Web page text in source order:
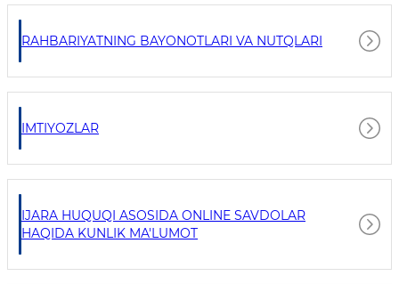
RAHBARIYATNING BAYONOTLARI VA NUTQLARI
IMTIYOZLAR
IJARA HUQUQI ASOSIDA ONLINE SAVDOLAR
HAQIDA KUNLIK MA'LUMOT